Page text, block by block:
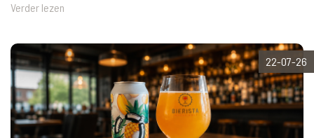
Verder lezen
22-07-26